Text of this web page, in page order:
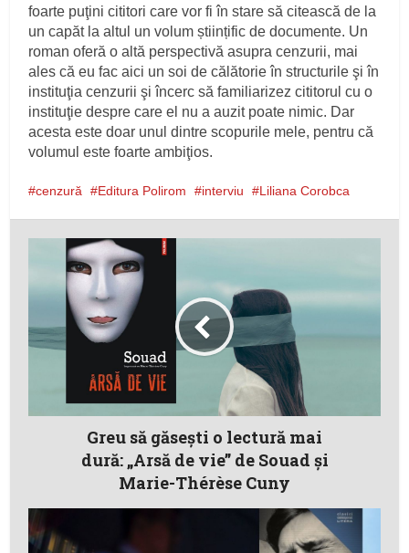
foarte puţini cititori care vor fi în stare să citească de la
un capăt la altul un volum științific de documente. Un
roman oferă o altă perspectivă asupra cenzurii, mai
ales că eu fac aici un soi de călătorie în structurile şi în
instituţia cenzurii şi încerc să familiarizez cititorul cu o
instituţie despre care el nu a auzit poate nimic. Dar
acesta este doar unul dintre scopurile mele, pentru că
volumul este foarte ambiţios.
cenzură Editura Polirom interviu Liliana Corobca
Greu să găseşti o lectură mai
dură: „Arsă de vie” de Souad şi
Marie-Thérèse Cuny